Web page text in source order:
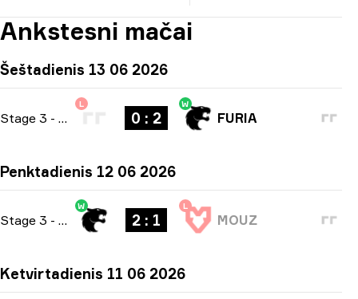
Ankstesni mačai
Šeštadienis 13 06 2026
Stage 3 - bo3
L
0 : 2
W
FURIA
Penktadienis 12 06 2026
Stage 3 - bo3
W
2 : 1
L
MOUZ
Ketvirtadienis 11 06 2026